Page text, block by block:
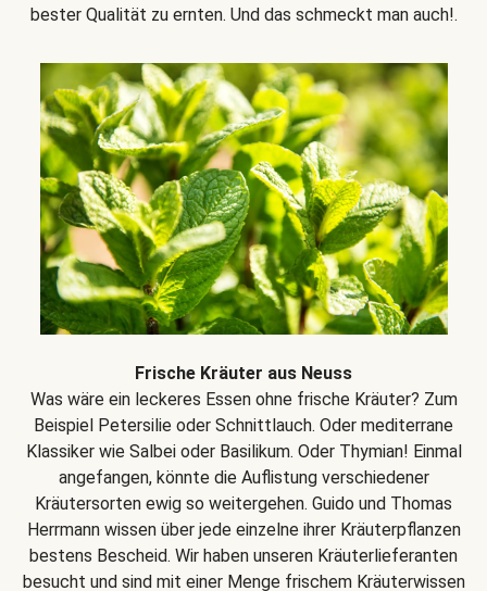
bester Qualität zu ernten. Und das schmeckt man auch!.
Frische Kräuter aus Neuss
Was wäre ein leckeres Essen ohne frische Kräuter? Zum
Beispiel Petersilie oder Schnittlauch. Oder mediterrane
Klassiker wie Salbei oder Basilikum. Oder Thymian! Einmal
angefangen, könnte die Auflistung verschiedener
Kräutersorten ewig so weitergehen. Guido und Thomas
Herrmann wissen über jede einzelne ihrer Kräuterpflanzen
bestens Bescheid. Wir haben unseren Kräuterlieferanten
besucht und sind mit einer Menge frischem Kräuterwissen